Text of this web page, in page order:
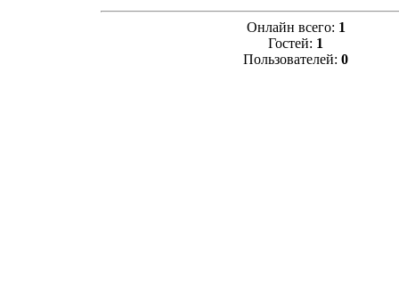
Онлайн всего: 1
Гостей: 1
Пользователей: 0